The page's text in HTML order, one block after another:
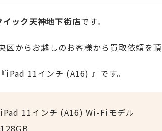
ック天神地下街店です。
区からお越しのお客様から買取依頼を頂
iPad 11インチ (A16) 』です。
11インチ (A16) Wi-Fiモデル